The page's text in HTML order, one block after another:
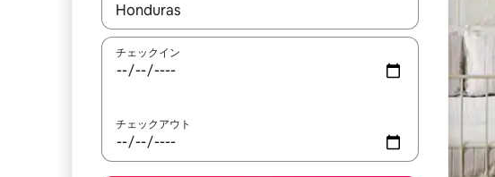
検索結果が表示されたら、上下の矢印キーを使って移動するか、
チェックイン
チェックアウト